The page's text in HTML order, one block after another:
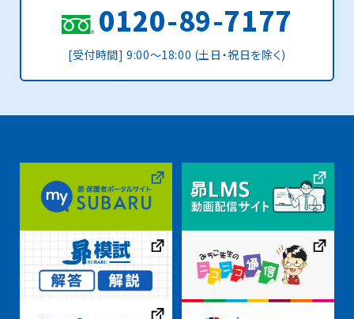
0120-89-7177
[受付時間] 9:00〜18:00 (土日・祝日を除く)